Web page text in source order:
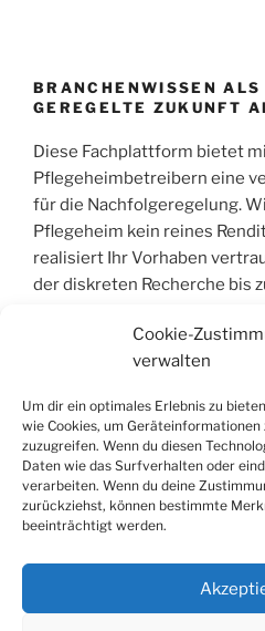
Cookie-
verwalten
Um dir ein optimales Erlebnis zu
wie Cookies, um
zuzugreifen. Wenn du diesen
Daten wie das Surfverhalten oder
verarbeiten. Wenn du deine
zurückziehst, können bestimmte
beeinträchtigt werden.
BRANCHENWISSEN
GEREGELTE ZUKUNFT
Diese Fachplattform bietet
Pflegeheimbetreibern eine
für die Nachfolgeregelung.
Pflegeheim kein reines
realisiert Ihr Vorhaben
der diskreten Recherche bis
GMBH & CO. KG. ALLE
Alle Informationen wurden
zusammengestellt, jedoch
Richtigkeit und
Inhalte dienen der
keine individuelle